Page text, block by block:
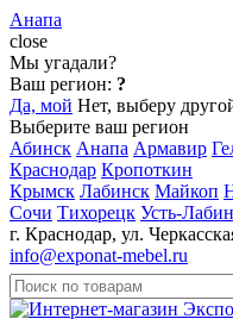
Анапа
close
Мы угадали?
Ваш регион: ?
Да, мой Нет, выберу
Выберите ваш регион
Абинск Анапа Армавир
Краснодар Кропоткин
Крымск Лабинск Майкоп
Сочи Тихорецк Усть-
г. Краснодар, ул.
info@exponat-mebel.ru